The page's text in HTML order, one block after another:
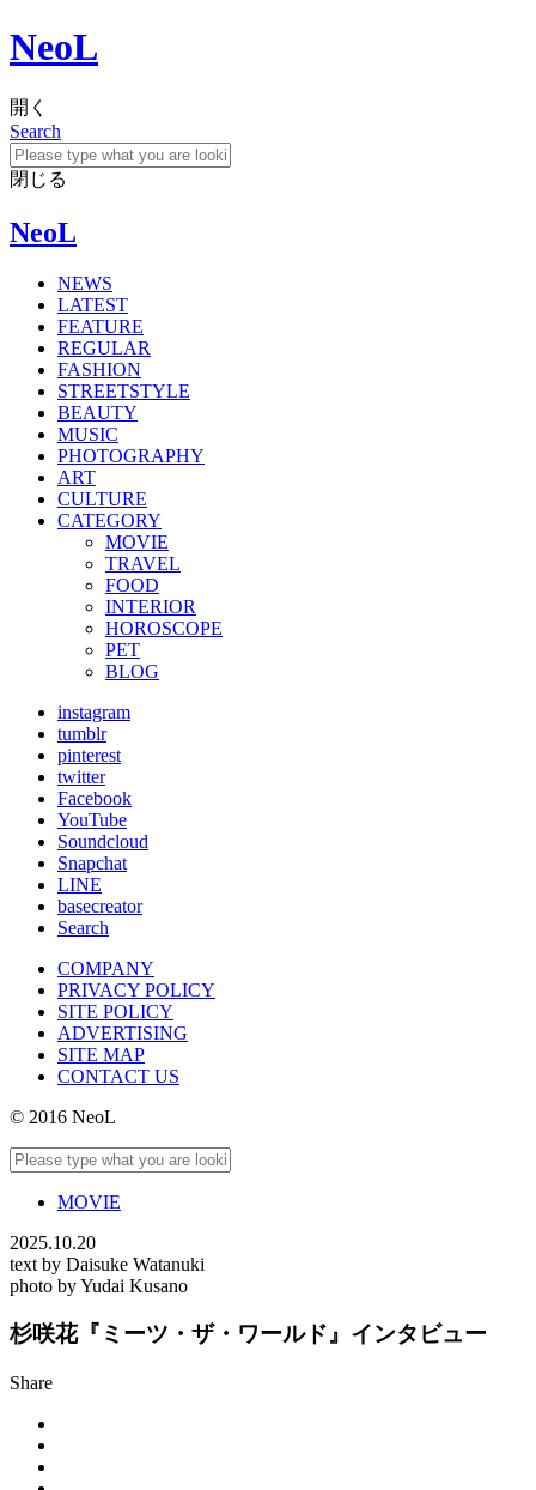
NeoL
開く
Search
閉じる
NeoL
NEWS
LATEST
FEATURE
REGULAR
FASHION
STREETSTYLE
BEAUTY
MUSIC
PHOTOGRAPHY
ART
CULTURE
CATEGORY
MOVIE
TRAVEL
FOOD
INTERIOR
HOROSCOPE
PET
BLOG
instagram
tumblr
pinterest
twitter
Facebook
YouTube
Soundcloud
Snapchat
LINE
basecreator
Search
COMPANY
PRIVACY POLICY
SITE POLICY
ADVERTISING
SITE MAP
CONTACT US
© 2016 NeoL
MOVIE
2025.10.20
text by Daisuke Watanuki
photo by Yudai Kusano
杉咲花『ミーツ・ザ・ワールド』インタビュー
Share